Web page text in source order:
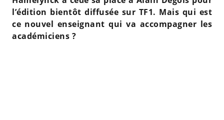
l’édition bientôt diffusée sur TF1. Mais qui est
ce nouvel enseignant qui va accompagner les
académiciens ?